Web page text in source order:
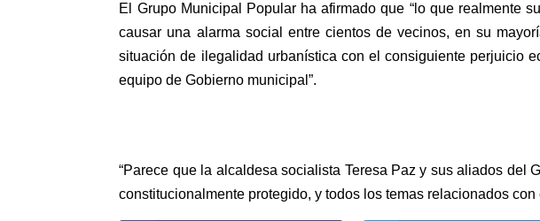
El Grupo Municipal Popular ha afirmado que “lo que realmente
causar una alarma social entre cientos de vecinos, en su
situación de ilegalidad urbanística con el consiguiente perjuicio
equipo de Gobierno municipal”.
“Parece que la alcaldesa socialista Teresa Paz y sus aliados
constitucionalmente protegido, y todos los temas relacionados